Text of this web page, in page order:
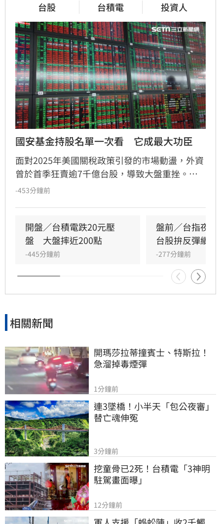
台股 台積電 投資人
國安基金持股名單一次看　它成最大功臣
面對2025年美國關稅政策引發的市場動盪，外資
曾於首季狂賣逾7千億台股，導致大盤重挫。國
安基金於4月9日啟動第9次護盤，耗時279天成功
終順利出脫並獲利99.32億元，投資報酬率高達
81%。其中，台積電貢獻逾77億元獲利，成為本
次護盤的最大功臣，展現國家隊精準的操作策略
與護盤成效，成功化解台股面臨的系統性金融
-453分鐘前
開盤／台積電跌20元壓
盤　大盤摔近200點
-445分鐘前
盤前／台指夜
台股拚反彈續航
-277分鐘前
相關新聞
開瑪莎拉蒂撞賓士、特斯拉！
急溜掉毒煙彈
1分鐘前
連3墜橋！小半天「包公夜審」
替亡魂伸冤
3分鐘前
挖童骨已2死！台積電「3神明
駐駕畫面曝」
12分鐘前